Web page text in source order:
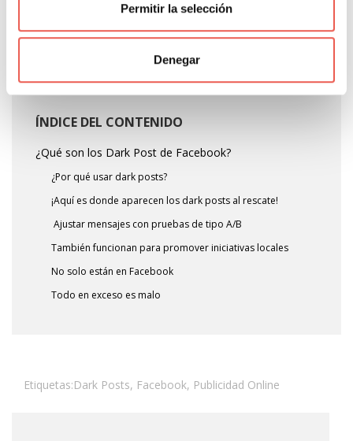
Permitir la selección
Denegar
¿Has utilizado Dark Posts con tu marca? Comparte
ÍNDICE DEL CONTENIDO
¿Qué son los Dark Post de Facebook?
¿Por qué usar dark posts?
¡Aquí es donde aparecen los dark posts al rescate!
Ajustar mensajes con pruebas de tipo A/B
También funcionan para promover iniciativas locales
No solo están en Facebook
Todo en exceso es malo
Etiquetas:Dark Posts, Facebook, Publicidad Online